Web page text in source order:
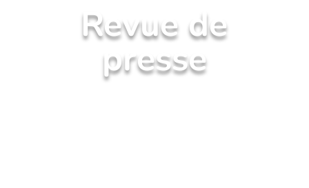
Revue de
presse